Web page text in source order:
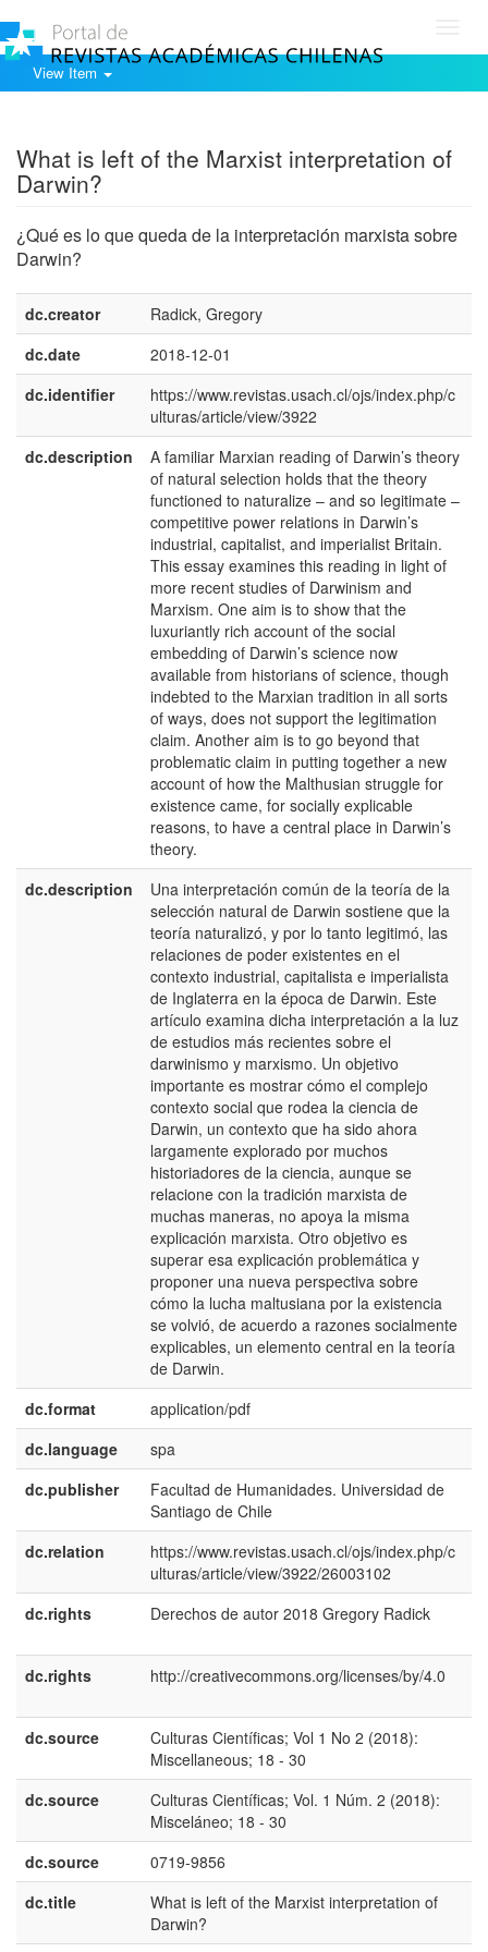
View Item
What is left of the Marxist interpretation of
Darwin?
¿Qué es lo que queda de la interpretación marxista sobre
Darwin?
dc.creator
Radick, Gregory
dc.date
2018-12-01
dc.identifier
https://www.revistas.usach.cl/ojs/index.php/c
ulturas/article/view/3922
dc.description
A familiar Marxian reading of Darwin’s theory
of natural selection holds that the theory
functioned to naturalize – and so legitimate –
competitive power relations in Darwin’s
industrial, capitalist, and imperialist Britain.
This essay examines this reading in light of
more recent studies of Darwinism and
Marxism. One aim is to show that the
luxuriantly rich account of the social
embedding of Darwin’s science now
available from historians of science, though
indebted to the Marxian tradition in all sorts
of ways, does not support the legitimation
claim. Another aim is to go beyond that
problematic claim in putting together a new
account of how the Malthusian struggle for
existence came, for socially explicable
reasons, to have a central place in Darwin’s
theory.
dc.description
Una interpretación común de la teoría de la
selección natural de Darwin sostiene que la
teoría naturalizó, y por lo tanto legitimó, las
relaciones de poder existentes en el
contexto industrial, capitalista e imperialista
de Inglaterra en la época de Darwin. Este
artículo examina dicha interpretación a la luz
de estudios más recientes sobre el
darwinismo y marxismo. Un objetivo
importante es mostrar cómo el complejo
contexto social que rodea la ciencia de
Darwin, un contexto que ha sido ahora
largamente explorado por muchos
historiadores de la ciencia, aunque se
relacione con la tradición marxista de
muchas maneras, no apoya la misma
explicación marxista. Otro objetivo es
superar esa explicación problemática y
proponer una nueva perspectiva sobre
cómo la lucha maltusiana por la existencia
se volvió, de acuerdo a razones socialmente
explicables, un elemento central en la teoría
de Darwin.
dc.format
application/pdf
dc.language
spa
dc.publisher
Facultad de Humanidades. Universidad de
Santiago de Chile
dc.relation
https://www.revistas.usach.cl/ojs/index.php/c
ulturas/article/view/3922/26003102
dc.rights
Derechos de autor 2018 Gregory Radick
dc.rights
http://creativecommons.org/licenses/by/4.0
dc.source
Culturas Científicas; Vol 1 No 2 (2018):
Miscellaneous; 18 - 30
dc.source
Culturas Científicas; Vol. 1 Núm. 2 (2018):
Misceláneo; 18 - 30
dc.source
0719-9856
dc.title
What is left of the Marxist interpretation of
Darwin?